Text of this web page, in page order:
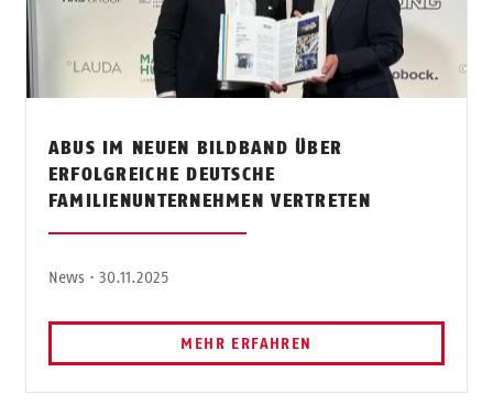
ABUS IM NEUEN BILDBAND ÜBER
ERFOLGREICHE DEUTSCHE
FAMILIENUNTERNEHMEN VERTRETEN
News · 30.11.2025
MEHR ERFAHREN